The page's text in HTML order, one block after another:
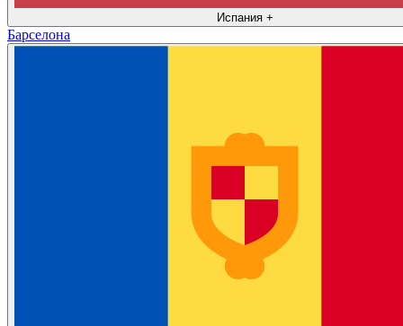
Испания +
Барселона